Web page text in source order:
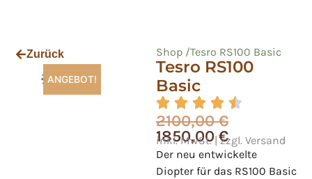
Tesro RS100
Basic
2100,00€
1850,00€
inkl. MwSt. | zzgl. Versand
Der neu entwickelte
Diopter für das RS100 Basic
Shop /Tesro RS100 Basic
Zurück
ANGEBOT!